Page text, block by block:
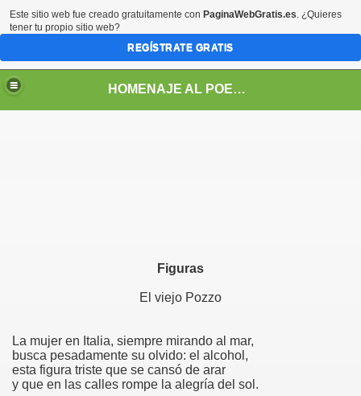
HOMENAJE AL POETA ARGENTINO JOSE PEDRONI
Figuras
El viejo Pozzo
La mujer en Italia, siempre mirando al mar,
busca pesadamente su olvido: el alcohol,
esta figura triste que se cansó de arar
y que en las calles rompe la alegría del sol.
Este sitio web fue creado gratuitamente con PaginaWebGratis.es. ¿Quieres
tener tu propio sitio web?
REGÍSTRATE GRATIS